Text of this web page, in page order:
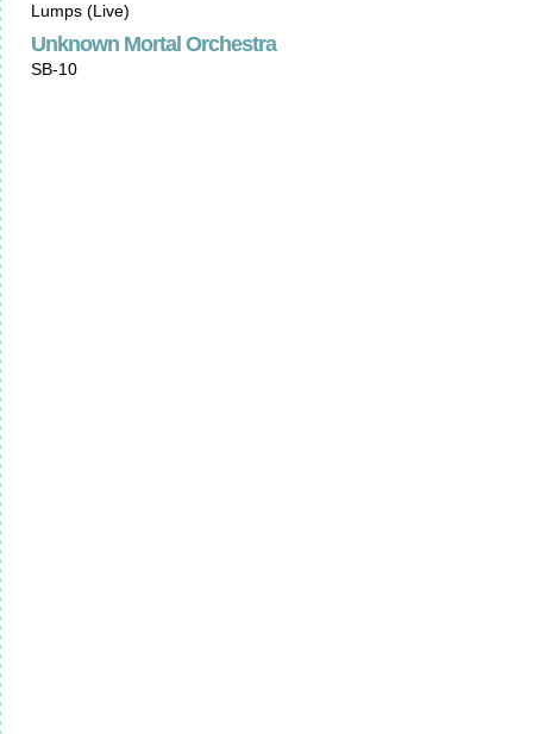
Lumps (Live)
Unknown Mortal Orchestra
SB-10